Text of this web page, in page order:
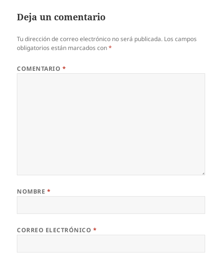
Deja un comentario
Tu dirección de correo electrónico no será publicada. Los campos
obligatorios están marcados con*
COMENTARIO *
NOMBRE *
CORREO ELECTRÓNICO *